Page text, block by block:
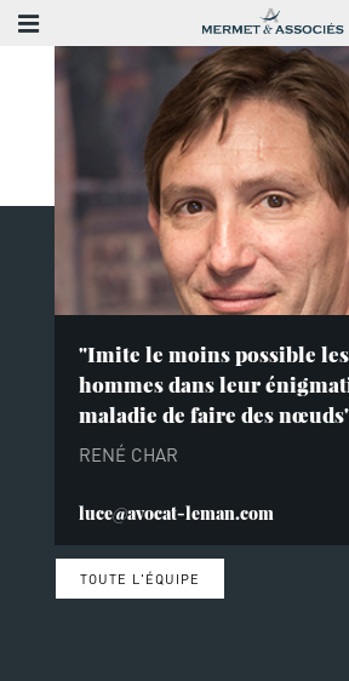
"Imite le moins possible les
hommes dans leur
maladie de faire des
RENÉ CHAR
luce@avocat-leman.com
TOUTE L'ÉQUIPE